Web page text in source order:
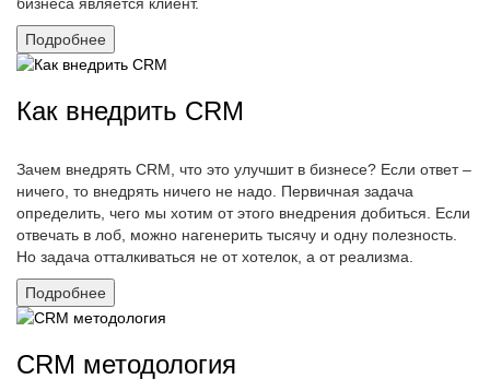
Подробнее
Как внедрить CRM
Зачем внедрять CRM, что это улучшит в бизнесе? Если ответ –
ничего, то внедрять ничего не надо. Первичная задача
определить, чего мы хотим от этого внедрения добиться. Если
отвечать в лоб, можно нагенерить тысячу и одну полезность.
Но задача отталкиваться не от хотелок, а от реализма.
Подробнее
CRM методология